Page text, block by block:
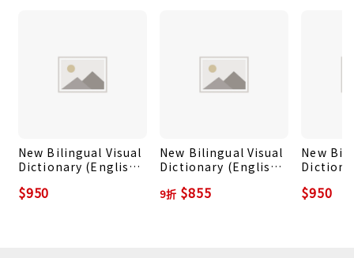
New Bilingual Visual
Dictionary (English-
$950
New Bilingual Visual
Dictionary (English-
9折 $855
New
$950